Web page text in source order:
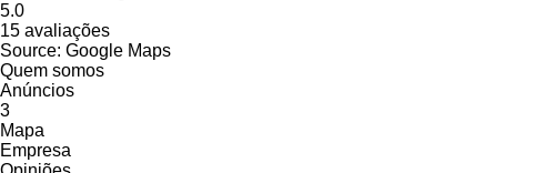
5.0
15 avaliações
Source: Google Maps
Quem somos
Anúncios
3
Mapa
Empresa